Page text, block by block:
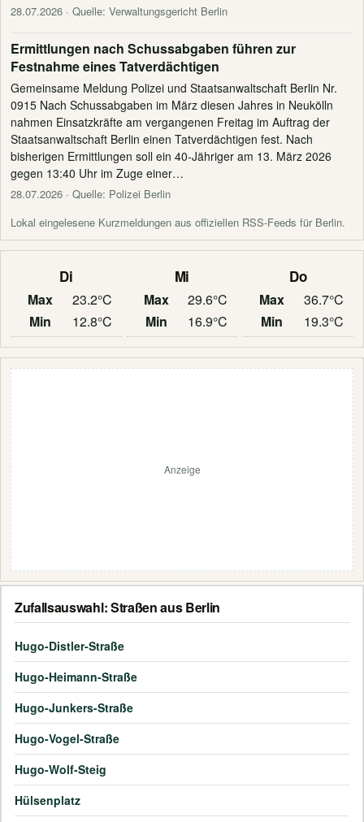
28.07.2026 · Quelle: Verwaltungsgericht Berlin
Ermittlungen nach Schussabgaben führen zur
Festnahme eines Tatverdächtigen
Gemeinsame Meldung Polizei und Staatsanwaltschaft Berlin Nr.
0915 Nach Schussabgaben im März diesen Jahres in Neukölln
nahmen Einsatzkräfte am vergangenen Freitag im Auftrag der
Staatsanwaltschaft Berlin einen Tatverdächtigen fest. Nach
bisherigen Ermittlungen soll ein 40-Jähriger am 13. März 2026
gegen 13:40 Uhr im Zuge einer…
28.07.2026 · Quelle: Polizei Berlin
Lokal eingelesene Kurzmeldungen aus offiziellen RSS-Feeds für Berlin.
Di
Max
23.2°C
Min
12.8°C
Mi
Max
29.6°C
Min
16.9°C
Do
Max
36.7°C
Min
19.3°C
Anzeige
Zufallsauswahl: Straßen aus Berlin
Hugo-Distler-Straße
Hugo-Heimann-Straße
Hugo-Junkers-Straße
Hugo-Vogel-Straße
Hugo-Wolf-Steig
Hülsenplatz